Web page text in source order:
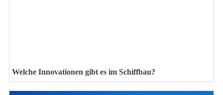
Welche Innovationen gibt es im Schiffbau?